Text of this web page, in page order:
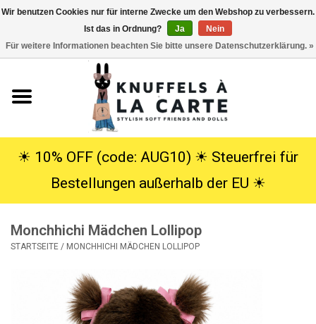
Kuscheltiere
SALE
☀︎ 10% OFF (code: AUG10) ☀︎ Steuerfrei für
Bestellungen außerhalb der EU ☀︎
Monchhichi Mädchen Lollipop
STARTSEITE / MONCHHICHI MÄDCHEN LOLLIPOP
Wir benutzen Cookies nur für interne Zwecke um den Webshop zu verbessern.
Ist das in Ordnung?
Ja
Nein
Für weitere Informationen beachten Sie bitte unsere Datenschutzerklärung. »